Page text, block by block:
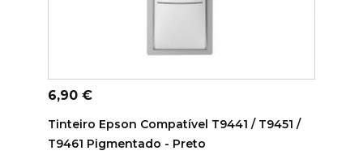
ADICIONAR AO CARRINHO
Preço
6,90 €
Tinteiro Epson Compatível T9441 / T9451 /
T9461 Pigmentado - Preto